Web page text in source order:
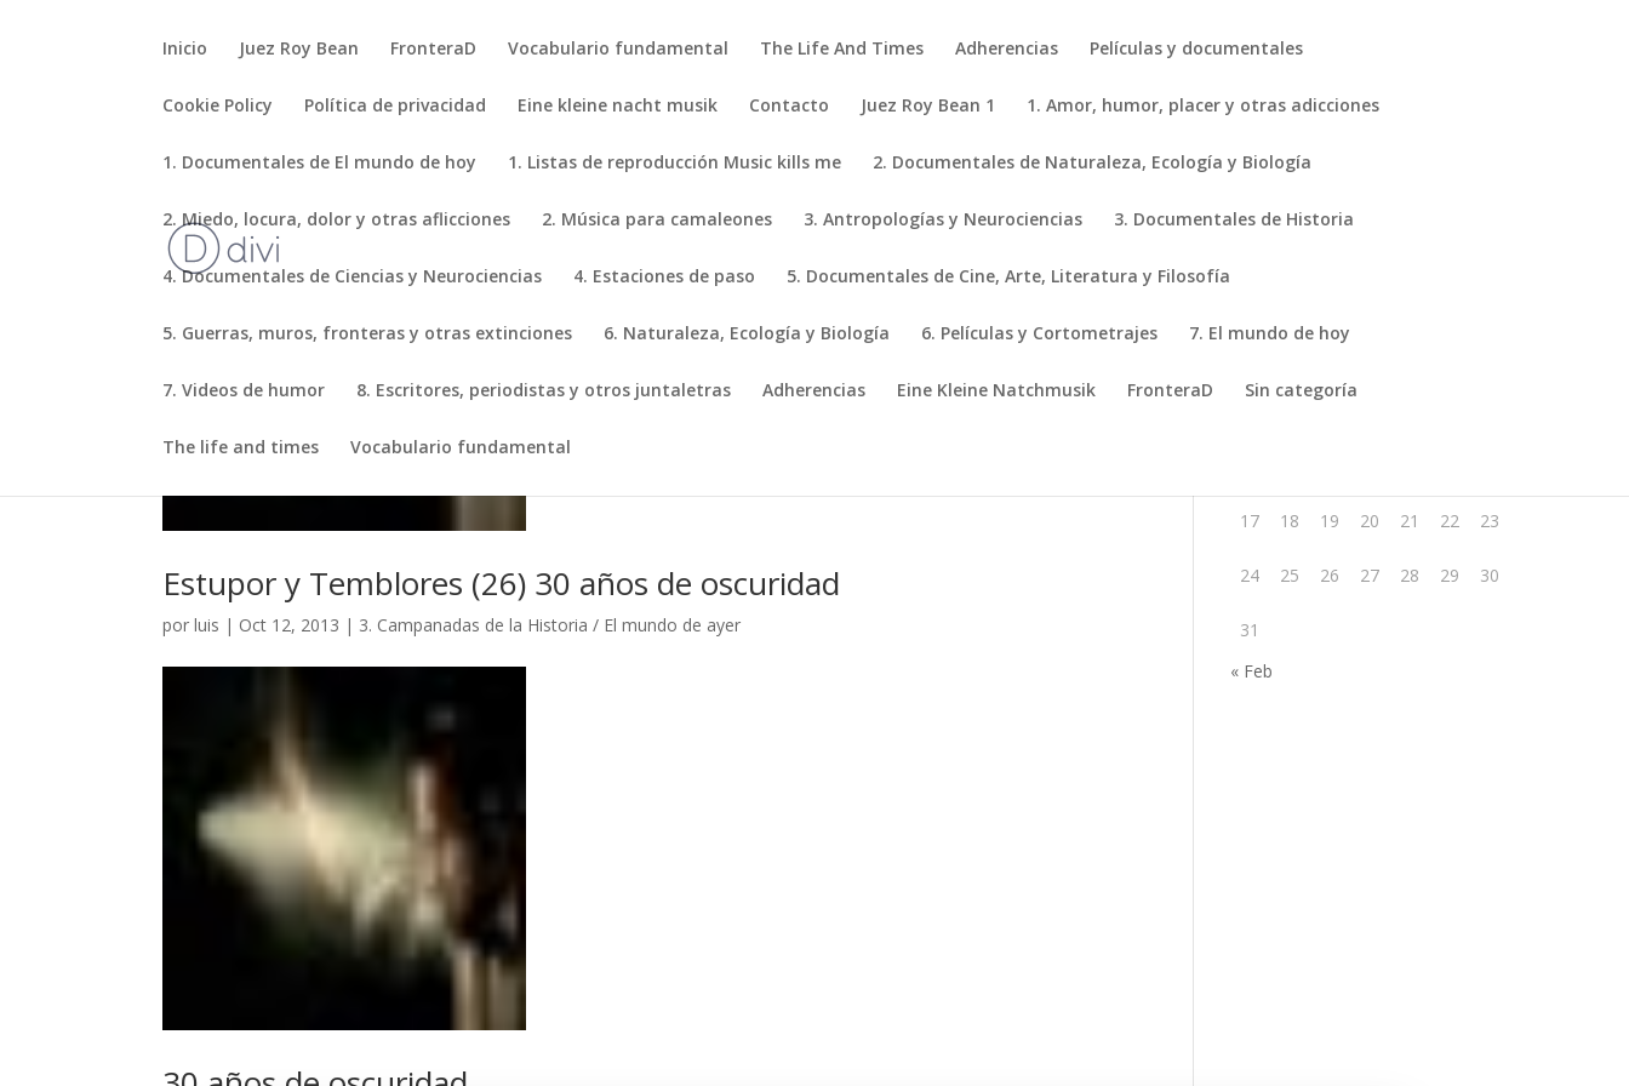
Inicio Juez Roy Bean FronteraD Vocabulario fundamental The Life And Times Adherencias Películas y documentales
Cookie Policy Política de privacidad Eine kleine nacht musik Contacto Juez Roy Bean 1 1. Amor, humor, placer y otras adicciones
1. Documentales de El mundo de hoy 1. Listas de reproducción Music kills me 2. Documentales de Naturaleza, Ecología y Biología
2. Miedo, locura, dolor y otras aflicciones 2. Música para camaleones 3. Antropologías y Neurociencias 3. Documentales de Historia
4. Documentales de Ciencias y Neurociencias 4. Estaciones de paso 5. Documentales de Cine, Arte, Literatura y Filosofía
5. Guerras, muros, fronteras y otras extinciones 6. Naturaleza, Ecología y Biología 6. Películas y Cortometrajes 7. El mundo de hoy
7. Videos de humor 8. Escritores, periodistas y otros juntaletras Adherencias Eine Kleine Natchmusik FronteraD Sin categoría
The life and times Vocabulario fundamental
Estupor y Temblores (26) 30 años de oscuridad
porluis | Oct 12, 2013 | 3. Campanadas de la Historia / El mundo de ayer
17 18 19 20 21 22 23
24 25 26 27 28 29 30
31
« Feb